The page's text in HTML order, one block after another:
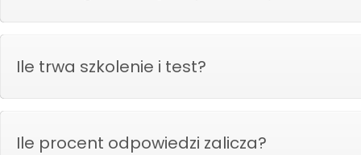
Ile trwa szkolenie i test?
Ile procent odpowiedzi zalicza?